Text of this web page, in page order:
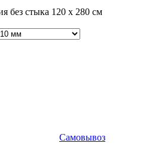
без стыка 120 x 280 см
Самовывоз